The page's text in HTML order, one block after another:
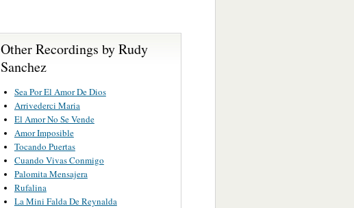
Other Recordings by Rudy
Sanchez
Sea Por El Amor De Dios
Arrivederci Maria
El Amor No Se Vende
Amor Imposible
Tocando Puertas
Cuando Vivas Conmigo
Palomita Mensajera
Rufalina
La Mini Falda De Reynalda